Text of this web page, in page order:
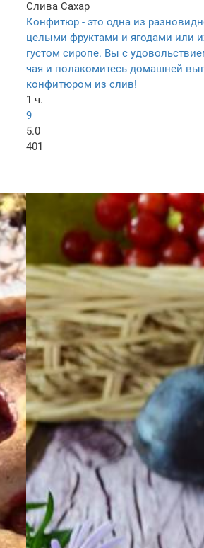
Слива Сахар
Конфитюр - это одна из
целыми фруктами и ягодами или
густом сиропе. Вы с
чая и полакомитесь домашней
конфитюром из слив!
1 ч.
9
5.0
401